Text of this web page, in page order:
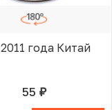
года Китай
55 руб.В КОРЗИНЕ